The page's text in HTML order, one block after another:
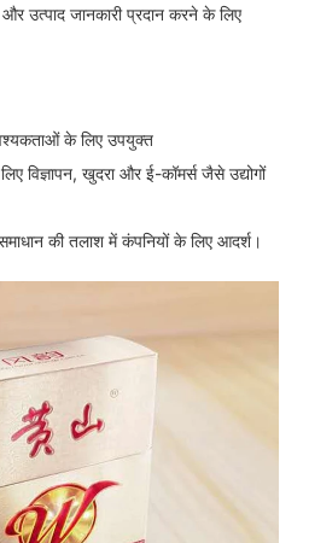
उत्पाद जानकारी प्रदान करने के लिए
के लिए उपयुक्त
विज्ञापन, खुदरा और ई-कॉमर्स जैसे उद्योगों
समाधान की तलाश में कंपनियों के लिए आदर्श।